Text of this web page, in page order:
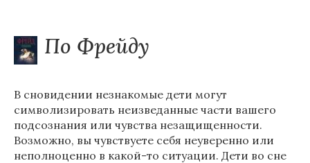
По Фрейду
В сновидении незнакомые дети могут
символизировать неизведанные части вашего
подсознания или чувства незащищенности.
Возможно, вы чувствуете себя неуверенно или
неполноценно в какой-то ситуации. Дети во сне